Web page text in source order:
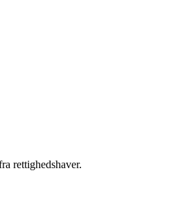
rettighedshaver.